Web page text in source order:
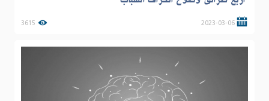
2023-03-06
3615